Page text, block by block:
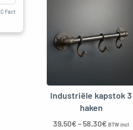
Industriële kapstok 3
haken
39,50€–58,30€ BTW incl
Fact